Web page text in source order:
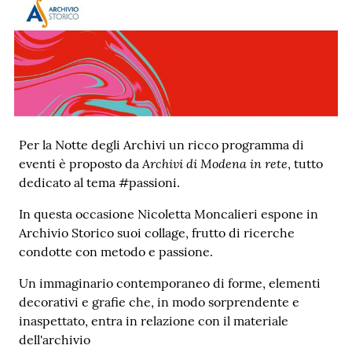
UTILIZZA
i
servizi
online
e
consigli
Cataloghi
Per la Notte degli Archivi un ricco programma di
eventi è proposto daArchivi di Modena in rete, tutto
dedicato al tema #passioni.
In questa occasione Nicoletta Moncalieri espone in
Archivio Storico suoi collage, frutto di ricerche
condotte con metodo e passione.
Un immaginario contemporaneo di forme, elementi
decorativi e grafie che, in modo sorprendente e
inaspettato, entra in relazione con il materiale
dell'archivio